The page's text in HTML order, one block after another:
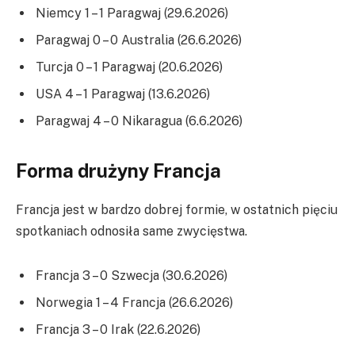
Niemcy 1 – 1 Paragwaj (29.6.2026)
Paragwaj 0 – 0 Australia (26.6.2026)
Turcja 0 – 1 Paragwaj (20.6.2026)
USA 4 – 1 Paragwaj (13.6.2026)
Paragwaj 4 – 0 Nikaragua (6.6.2026)
Forma drużyny Francja
Francja jest w bardzo dobrej formie, w ostatnich pięciu
spotkaniach odnosiła same zwycięstwa.
Francja 3 – 0 Szwecja (30.6.2026)
Norwegia 1 – 4 Francja (26.6.2026)
Francja 3 – 0 Irak (22.6.2026)